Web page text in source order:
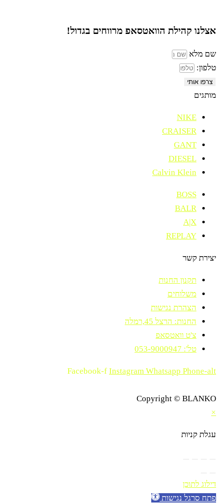
אצלנו קהילת הוואטסאפ מרווחים בגדול!
שם מלא
טלפון:
צרפו אותי
מותגים
NIKE
CRAISER
GANT
DIESEL
Calvin Klein
BOSS
BALR
A|X
REPLAY
יצירת קשר
תקנון החנות
משלוחים
הצהרת נגישות
החנות: הרצל 45,רמלה
צ'ט וואטסאפ
טל': 053-9000947
Facebook-f Instagram Whatsapp Phone-alt
Copyright © BLANKO
×
עגלת קניות
דילוג לתוכן
פתח סרגל נגישות